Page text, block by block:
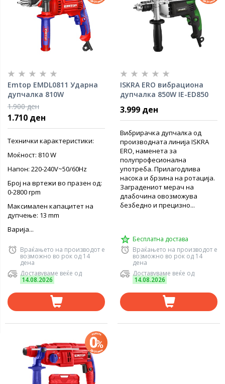
Emtop EMDL0811 Ударна
дупчалка 810W
1.900 ден
1.710 ден
Технички карактеристики:
Моќност: 810 W
Напон: 220-240V~50/60Hz
Број на вртежи во празен од:
0-2800 rpm
Максимален капацитет на
дупчење: 13 mm
Варија...
Враќањето на производот е
возможно во рок од 14
дена
Доставуваме веќе од
14.08.2026
ISKRA ERO вибрациона
дупчалка 850W IE-ED850
3.999 ден
Вибрирачка дупчалка од
производната линија ISKRA
ERO, наменета за
полупрофесионална
употреба. Прилагодлива
насока и брзина на ротација.
Заградениот мерач на
длабочина овозможува
безбедно и прецизно...
Бесплатна достава
Враќањето на производот е
возможно во рок од 14
дена
Доставуваме веќе од
14.08.2026